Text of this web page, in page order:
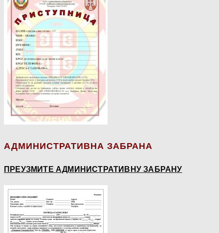
АДМИНИСТРАТИВНА ЗАБРАНА
ПРЕУЗМИТЕ АДМИНИСТРАТИВНУ ЗАБРАНУ